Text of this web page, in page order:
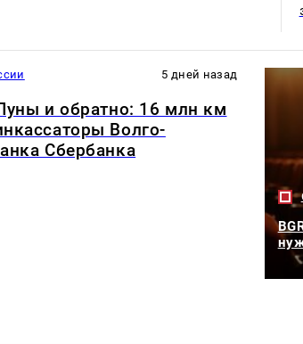
5 дней назад
и обратно: 16 млн км
Волго-
Сбербанка